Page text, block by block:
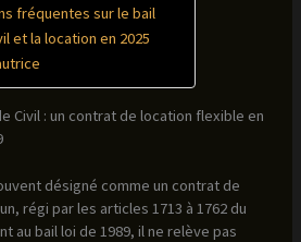
fréquentes sur le bail
et la location en 2025
Civil : un contrat de location flexible en
désigné comme un contrat de
régi par les articles 1713 à 1762 du
au bail loi de 1989, il ne relève pas